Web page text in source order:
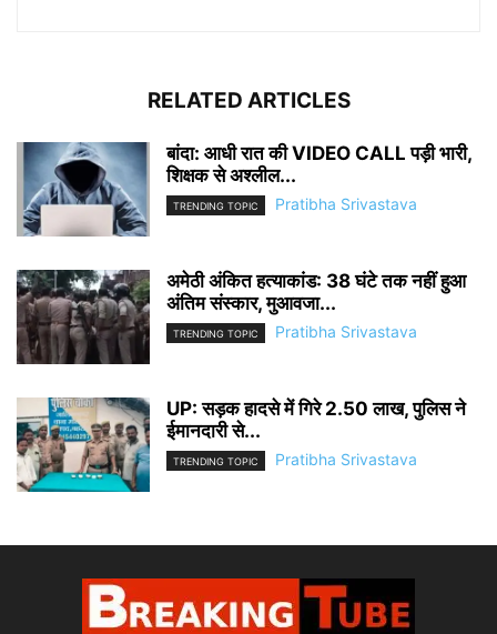
RELATED ARTICLES
बांदा: आधी रात की VIDEO CALL पड़ी भारी,
शिक्षक से अश्लील...
TRENDING TOPIC Pratibha Srivastava
अमेठी अंकित हत्याकांड: 38 घंटे तक नहीं हुआ
अंतिम संस्कार, मुआवजा...
TRENDING TOPIC Pratibha Srivastava
UP: सड़क हादसे में गिरे 2.50 लाख, पुलिस ने
ईमानदारी से...
TRENDING TOPIC Pratibha Srivastava